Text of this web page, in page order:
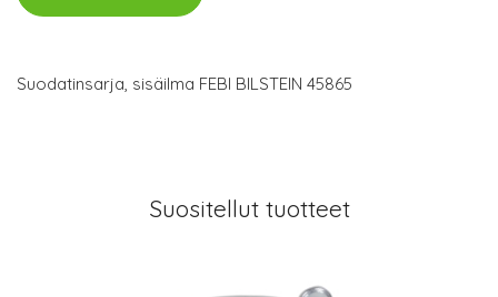
Suodatinsarja, sisäilma FEBI BILSTEIN 45865
Suositellut tuotteet